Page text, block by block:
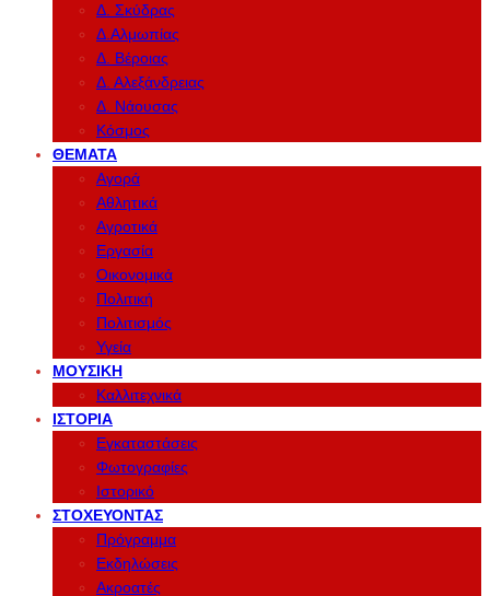
Δ. Σκύδρας
Δ.Αλμωπίας
Δ. Βέροιας
Δ. Αλεξάνδρειας
Δ. Νάουσας
Κόσμος
ΘΈΜΑΤΑ
Αγορά
Αθλητικά
Αγροτικά
Εργασία
Οικονομικά
Πολιτική
Πολιτισμός
Υγεία
ΜΟΥΣΙΚΉ
Καλλιτεχνικά
ΙΣΤΟΡΊΑ
Εγκαταστάσεις
Φωτογραφίες
Ιστορικό
ΣΤΟΧΕΎΟΝΤΑΣ
Πρόγραμμα
Εκδηλώσεις
Ακροατές